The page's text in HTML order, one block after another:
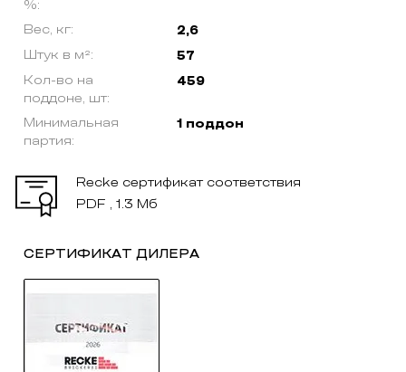
%:
Вес, кг:
2,6
Штук в м²: 57
Кол-во на
поддоне, шт:
459
Минимальная
партия:
1 поддон
Recke сертификат соответствия
PDF , 1.3 Мб
СЕРТИФИКАТ ДИЛЕРА